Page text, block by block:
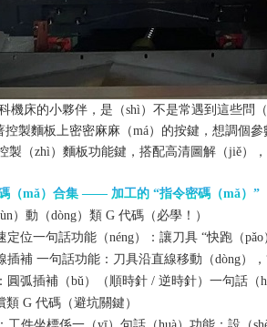
機床的小夥伴，是（shì）不是常遇到這些問
控製麵板上密密麻麻（má）的按鍵，想調個
製（zhì）麵板功能鍵，搭配高清圖解（jiě）
（mǎ）合集 —— 加工的 “指令密碼（mǎ）”
）動（dòng）類 G 代碼（必學！）
定位一句話功能（néng）：讓刀具 “快跑（
插補 一句話功能：刀具沿直線移動（dòng）
圓弧插補（bǔ）
（順時針 / 逆時針）一句話（
類 G 代碼（避坑關鍵）
工件坐標係一（yī）句話（huà）功能：設（